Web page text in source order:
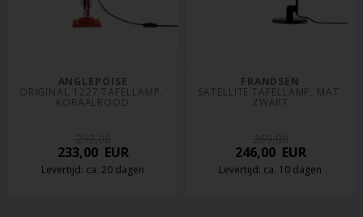
ANGLEPOISE
ORIGINAL 1227 TAFELLAMP,
KORAALROOD
233,00EUR
Levertijd: ca. 20 dagen
FRANDSEN
SATELLITE TAFELLAMP, MAT
ZWART
246,00EUR
Levertijd: ca. 10 dagen